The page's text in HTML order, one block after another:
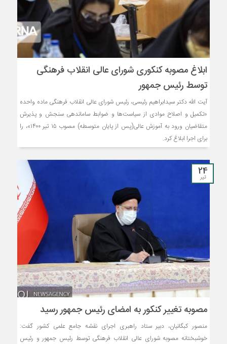
ابلاغ مصوبه کنکوری شورای عالی انقلاب فرهنگی
توسط رئیس جمهور
آیت الله دکتر سیدابراهیم رئیسی، رئیس شورای عالی انقلاب فرهنگی ماده واحده
«تکمیل و اصلاح موادی از سیاست‌ها و ضوابط ساماندهی سنجش و پذیرش
متقاضیان ورود به آموزش عالی(پس از پایان متوسطه) مصوب ۱۵ تیر ۱۴۰۰»، را
برای اجرا ابلاغ کرد.
24
تیر
مصوبه تغییر کنکور به امضای رئیس جمهور رسید
منصور کبگانیان، دبیر ستاد راهبری اجرای نقشه جامع علمی کشور گفت:
خوشبختانه مصوبه شورای عالی انقلاب فرهنگی توسط رئیس جمهور و رئیس